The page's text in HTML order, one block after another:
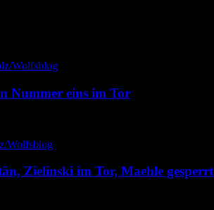
Nummer eins im Tor
Zielinski im Tor, Maehle gesperrt